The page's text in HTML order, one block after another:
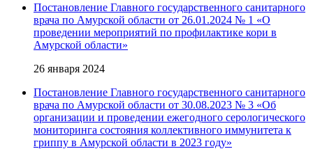
Постановление Главного государственного санитарного
врача по Амурской области от 26.01.2024 № 1 «О
проведении мероприятий по профилактике кори в
Амурской области»
26 января 2024
Постановление Главного государственного санитарного
врача по Амурской области от 30.08.2023 № 3 «Об
организации и проведении ежегодного серологического
мониторинга состояния коллективного иммунитета к
гриппу в Амурской области в 2023 году»